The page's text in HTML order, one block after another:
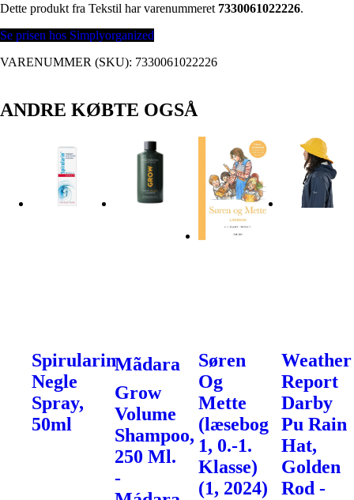
Dette produkt fra Tekstil har varenummeret 7330061022226.
Se prisen hos Simplyorganized
VARENUMMER (SKU): 7330061022226
ANDRE KØBTE OGSÅ
Spirularin
Negle
Spray,
50ml
Mãdara
Grow
Volume
Shampoo,
250 Ml.
-
Søren
Og
Mette
(læsebog
1, 0.-1.
Klasse)
(1, 2024)
Weather
Report
Darby
Pu Rain
Hat,
Golden
Rod -